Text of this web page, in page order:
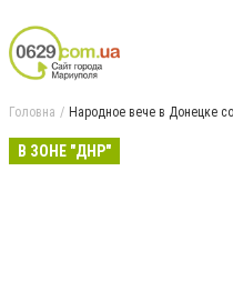
Головна Народное вече в Донецке
В ЗОНЕ "ДНР"